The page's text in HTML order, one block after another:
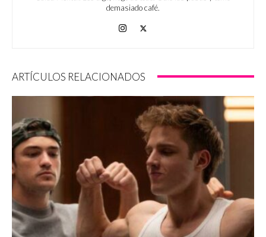
demasiado café.
ARTÍCULOS RELACIONADOS